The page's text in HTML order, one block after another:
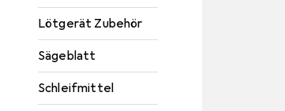
Lötgerät Zubehör
Sägeblatt
Schleifmittel